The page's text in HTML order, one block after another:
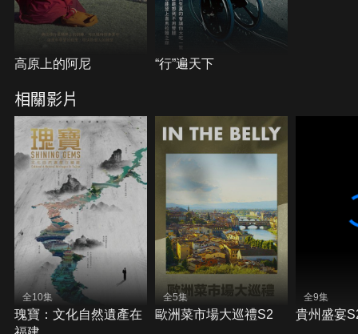
小提琴的珍貴木材來自菲耶姆山谷，這裡擁有雲杉與
其他典型的混和物種。共振木的加工與製琴師的巧手
將木材成為樂器，將菲耶姆山谷的森林帶到世界各地
舞台。
高原上的阿尼 “行”遍天下
相關影片
全10集
瑰寶：文化自然遺產在
全5集
歐洲菜市場大巡禮S2
全9集
貴州盛宴